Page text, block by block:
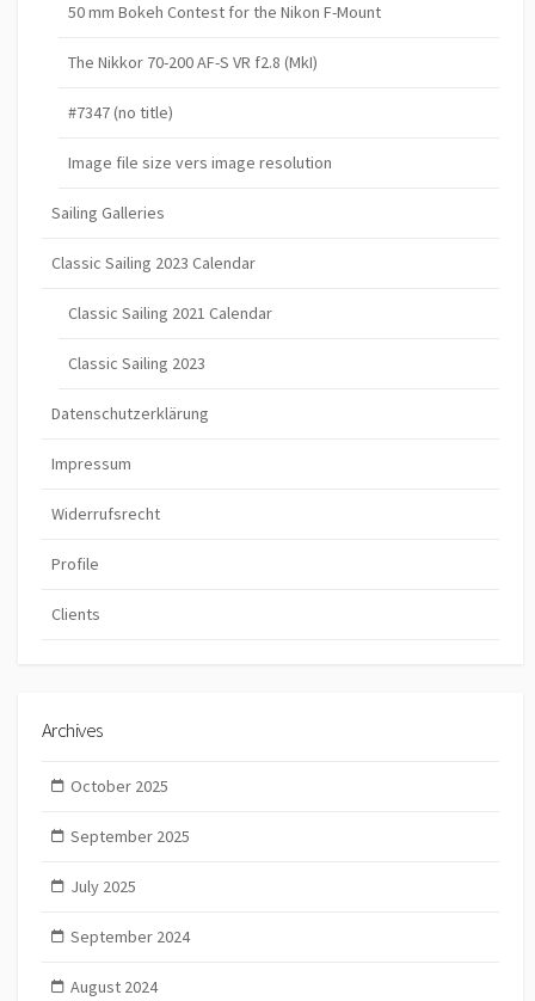
50 mm Bokeh Contest for the Nikon F-Mount
The Nikkor 70-200 AF-S VR f2.8 (MkI)
#7347 (no title)
Image file size vers image resolution
Sailing Galleries
Classic Sailing 2023 Calendar
Classic Sailing 2021 Calendar
Classic Sailing 2023
Datenschutzerklärung
Impressum
Widerrufsrecht
Profile
Clients
Archives
October 2025
September 2025
July 2025
September 2024
August 2024